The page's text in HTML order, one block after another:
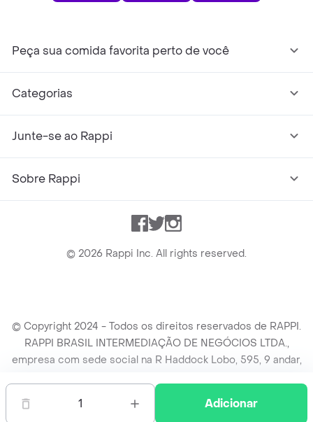
1 Adicionar
Peça sua comida favorita perto de você
Categorias
Junte-se ao Rappi
Sobre Rappi
Facebook
TwitterInstagram
© 2026 Rappi Inc. All rights reserved.
© Copyright 2024 - Todos os direitos reservados de RAPPI.
RAPPI BRASIL INTERMEDIAÇÃO DE NEGÓCIOS LTDA.,
empresa com sede social na R Haddock Lobo, 595, 9 andar,